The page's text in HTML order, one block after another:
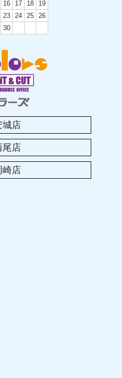
休み
らせ
せ
クのお休み
み
アルオープン!!
クの臨時休業について
16 17 18
19
23 24 25
26
30
城店
尾店
崎店